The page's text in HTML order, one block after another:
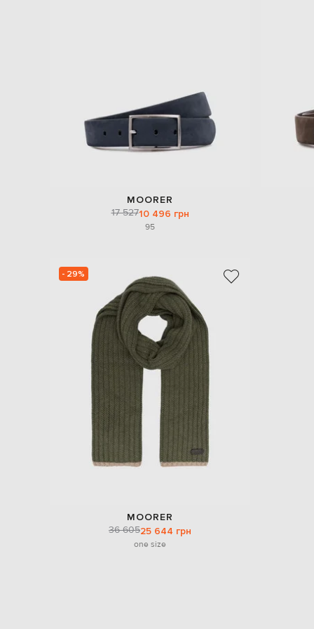
MOORER
17 52710 496 грн
95
- 29%
MOORER
36 60525 644 грн
one size